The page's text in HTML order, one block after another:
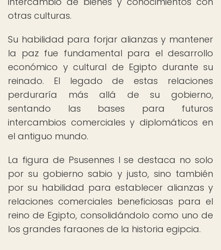
otras culturas.
Su habilidad para forjar alianzas y mantener
la paz fue fundamental para el desarrollo
económico y cultural de Egipto durante su
reinado. El legado de estas relaciones
perduraría más allá de su gobierno,
sentando las bases para futuros
intercambios comerciales y diplomáticos en
el antiguo mundo.
La figura de Psusennes I se destaca no solo
por su gobierno sabio y justo, sino también
por su habilidad para establecer alianzas y
relaciones comerciales beneficiosas para el
reino de Egipto, consolidándolo como uno de
los grandes faraones de la historia egipcia.